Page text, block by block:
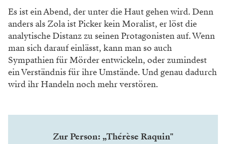
Es ist ein Abend, der unter die Haut gehen wird. Denn
anders als Zola ist Picker kein Moralist, er löst die
analytische Distanz zu seinen Protagonisten auf. Wenn
man sich darauf einlässt, kann man so auch
Sympathien für Mörder entwickeln, oder zumindest
ein Verständnis für ihre Umstände. Und genau dadurch
wird ihr Handeln noch mehr verstören.
Zur Person: „Thérèse Raquin"